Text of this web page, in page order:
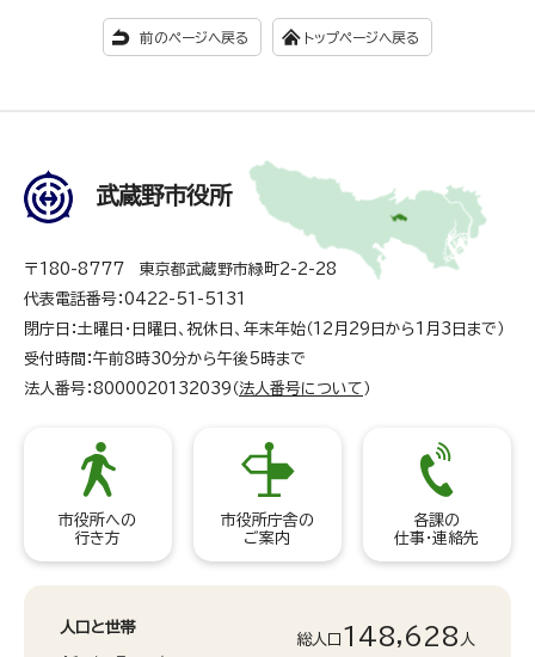
前のページへ戻る トップページへ戻る
武蔵野市役所
〒180-8777 東京都武蔵野市緑町2-2-28
代表電話番号：0422-51-5131
閉庁日：土曜日・日曜日、祝休日、年末年始（12月29日から1月3日まで）
受付時間：午前8時30分から午後5時まで
法人番号：8000020132039（ 法人番号について ）
市役所への
行き方
市役所庁舎の
ご案内
各課の
仕事・連絡先
人口と世帯
総人口 148,628 人